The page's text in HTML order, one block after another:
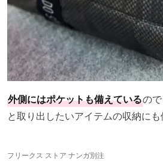
外側にはポケットも備えているの
と取り出したいアイテムの収納にも
フリークス ストア ナンガ別注